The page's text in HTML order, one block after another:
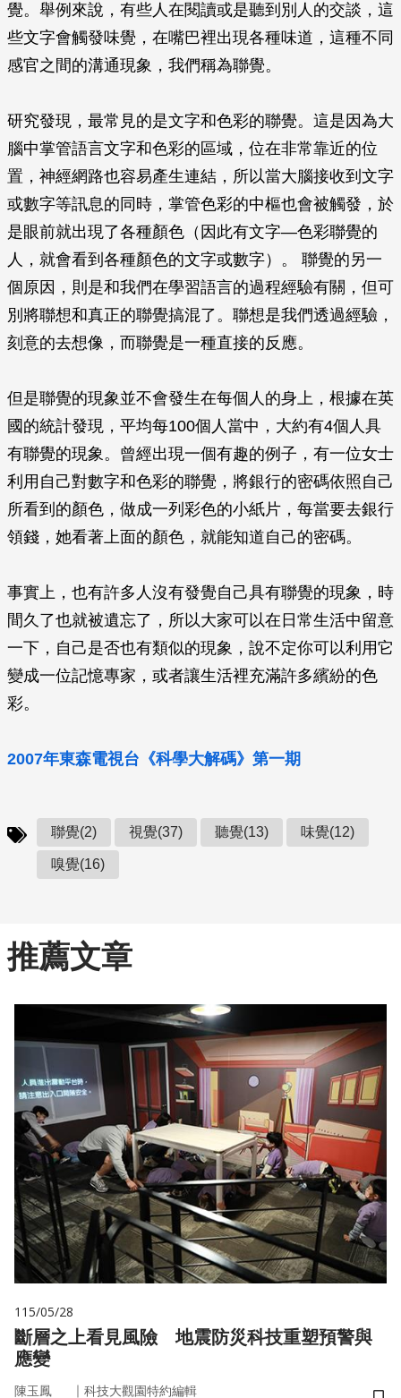
覺。舉例來說，有些人在閱讀或是聽到別人的交談，這
些文字會觸發味覺，在嘴巴裡出現各種味道，這種不同
感官之間的溝通現象，我們稱為聯覺。
研究發現，最常見的是文字和色彩的聯覺。這是因為大
腦中掌管語言文字和色彩的區域，位在非常靠近的位
置，神經網路也容易產生連結，所以當大腦接收到文字
或數字等訊息的同時，掌管色彩的中樞也會被觸發，於
是眼前就出現了各種顏色（因此有文字—色彩聯覺的
人，就會看到各種顏色的文字或數字）。 聯覺的另一
個原因，則是和我們在學習語言的過程經驗有關，但可
別將聯想和真正的聯覺搞混了。聯想是我們透過經驗，
刻意的去想像，而聯覺是一種直接的反應。
但是聯覺的現象並不會發生在每個人的身上，根據在英
國的統計發現，平均每100個人當中，大約有4個人具
有聯覺的現象。曾經出現一個有趣的例子，有一位女士
利用自己對數字和色彩的聯覺，將銀行的密碼依照自己
所看到的顏色，做成一列彩色的小紙片，每當要去銀行
領錢，她看著上面的顏色，就能知道自己的密碼。
事實上，也有許多人沒有發覺自己具有聯覺的現象，時
間久了也就被遺忘了，所以大家可以在日常生活中留意
一下，自己是否也有類似的現象，說不定你可以利用它
變成一位記憶專家，或者讓生活裡充滿許多繽紛的色
彩。
2007年東森電視台《科學大解碼》第一期
聯覺(2) 視覺(37) 聽覺(13) 味覺(12)
嗅覺(16)
推薦文章
115/05/28
斷層之上看見風險 地震防災科技重塑預警與
應變
陳玉鳳 ｜ 科技大觀園特約編輯